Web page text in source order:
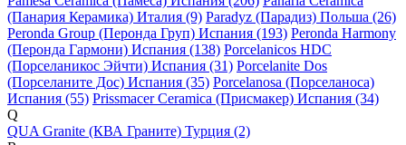
(Панария Керамика) Италия (9) Paradyz (Парадиз) Польша (26)
Peronda Group (Перонда Груп) Испания (193) Peronda Harmony
(Перонда Гармони) Испания (138) Porcelanicos HDC
(Порселаникос Эйчти) Испания (31) Porcelanite Dos
(Порселаните Дос) Испания (35) Porcelanosa (Порселаноса)
Испания (55) Prissmacer Ceramica (Присмакер) Испания (34)
Q
QUA Granite (КВА Граните) Турция (2)